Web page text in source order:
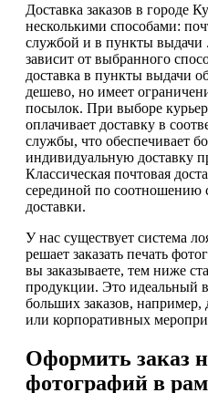
Доставка заказов в городе
несколькими способами:
службой и в пункты выдачи
зависит от выбранного
доставка в пункты выдачи
дешево, но имеет
посылок. При выборе
оплачивает доставку в
службы, что обеспечивает
индивидуальную доставку
Классическая почтовая
серединой по соотношению
доставки.
У нас существует система
решает заказать печать
вы заказываете, тем ниже
продукции. Это идеальный
больших заказов,
или корпоративных
Оформить заказ
фотографий в